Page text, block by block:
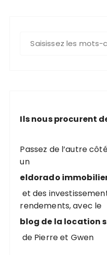
h
p
o
u
:
Ils nous procurent
Passez de l’autre
un
eldorado
et des
rendements, avec le
blog de la location
de Pierre et Gwen